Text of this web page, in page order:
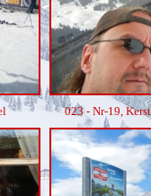
023 - Nr-19,